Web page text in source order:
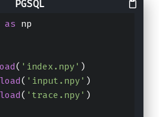
as np
( 'index.npy' )
load( 'input.npy' )
load( 'trace.npy' )